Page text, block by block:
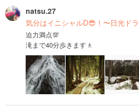
natsu.27
気分はイニシャルD😎！〜日光ド
迫力満点💯
滝まで40分歩きます🚶